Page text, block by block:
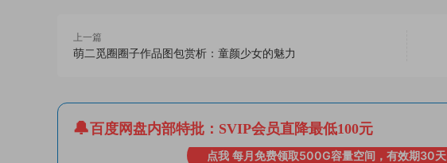
上一篇
萌二觅圈圈子作品图包赏析：童颜少女的魅力
百度网盘内部特批：SVIP会员直降最低100元
点我 每月免费领取500G容量空间，有效期30天